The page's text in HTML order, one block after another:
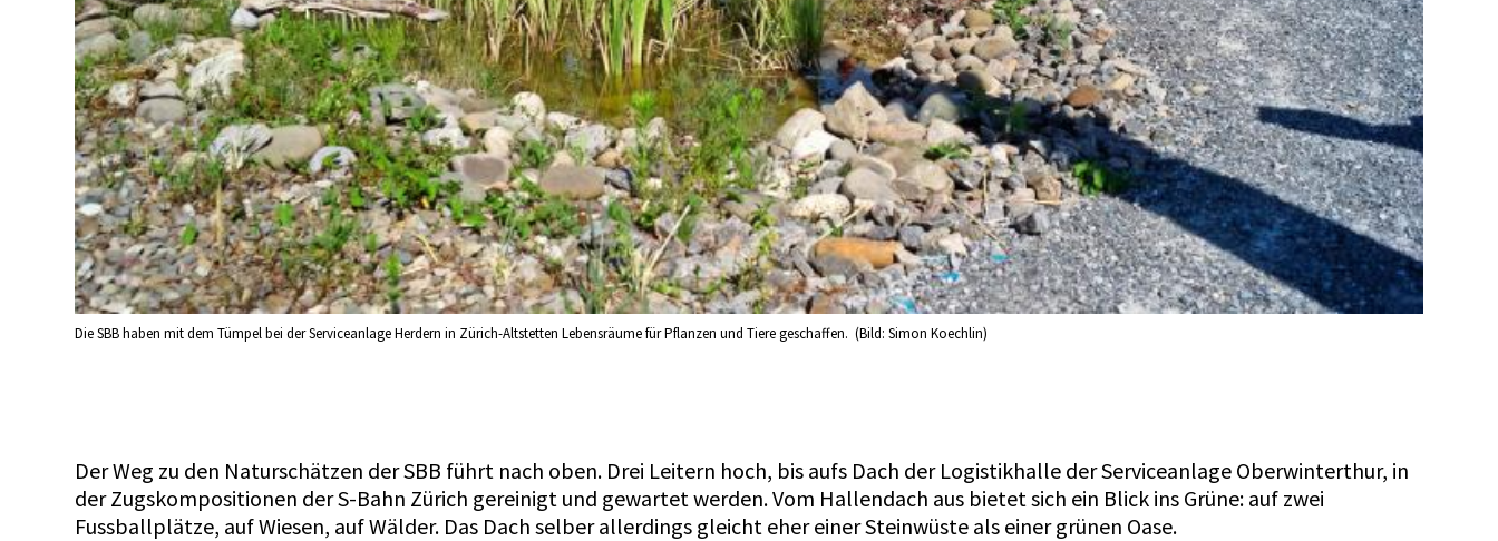
Die SBB haben mit dem Tümpel bei der Serviceanlage Herdern in Zürich-Altstetten Lebensräume für Pflanzen und Tiere geschaffen. (Bild: Simon Koechlin)
Der Weg zu den Naturschätzen der SBB führt nach oben. Drei Leitern hoch, bis aufs Dach der Logistikhalle der Serviceanlage Oberwinterthur, in
der Zugskompositionen der S-Bahn Zürich gereinigt und gewartet werden. Vom Hallendach aus bietet sich ein Blick ins Grüne: auf zwei
Fussballplätze, auf Wiesen, auf Wälder. Das Dach selber allerdings gleicht eher einer Steinwüste als einer grünen Oase.